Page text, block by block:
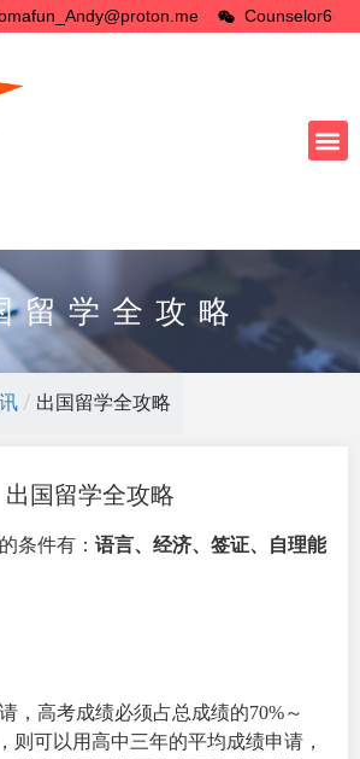
Counselor6
留学全攻略
/ 出国留学全攻略
出国留学全攻略
条件有： 语言、经济、签证、自理能
，高考成绩必须占总成绩的70%～
则可以用高中三年的平均成绩申请，